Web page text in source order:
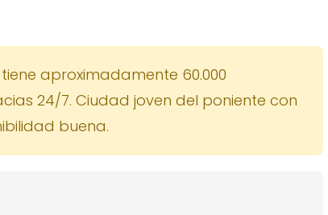
aproximadamente 60.000
24/7. Ciudad joven del poniente con
buena.